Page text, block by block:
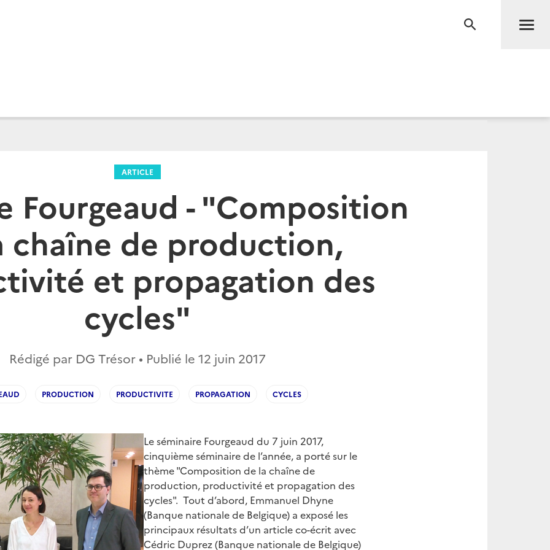
RECHERCHE
ARTICLE
Fourgeaud - "Composition
chaîne de production,
et propagation des
cycles"
Rédigé par DG Trésor • Publié le 12 juin 2017
PRODUCTION PRODUCTIVITE PROPAGATION CYCLES
Le séminaire Fourgeaud du 7 juin 2017,
cinquième séminaire de l’année, a porté sur le
thème "Composition de la chaîne de
production, productivité et propagation des
cycles". Tout d’abord, Emmanuel Dhyne
(Banque nationale de Belgique) a exposé les
principaux résultats d’un article co-écrit avec
Cédric Duprez (Banque nationale de Belgique)